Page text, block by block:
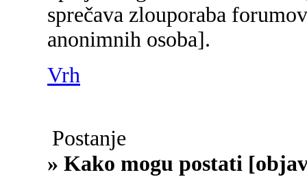
sprečava zlouporaba
anonimnih osoba].
Vrh
Postanje
» Kako mogu postati